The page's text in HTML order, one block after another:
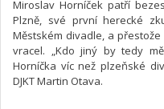
Miroslav Horníček patří
Plzně, své první herecké
Městském divadle, a
vracel. „Kdo jiný by tedy
Horníčka víc než plzeňské
DJKT Martin Otava.